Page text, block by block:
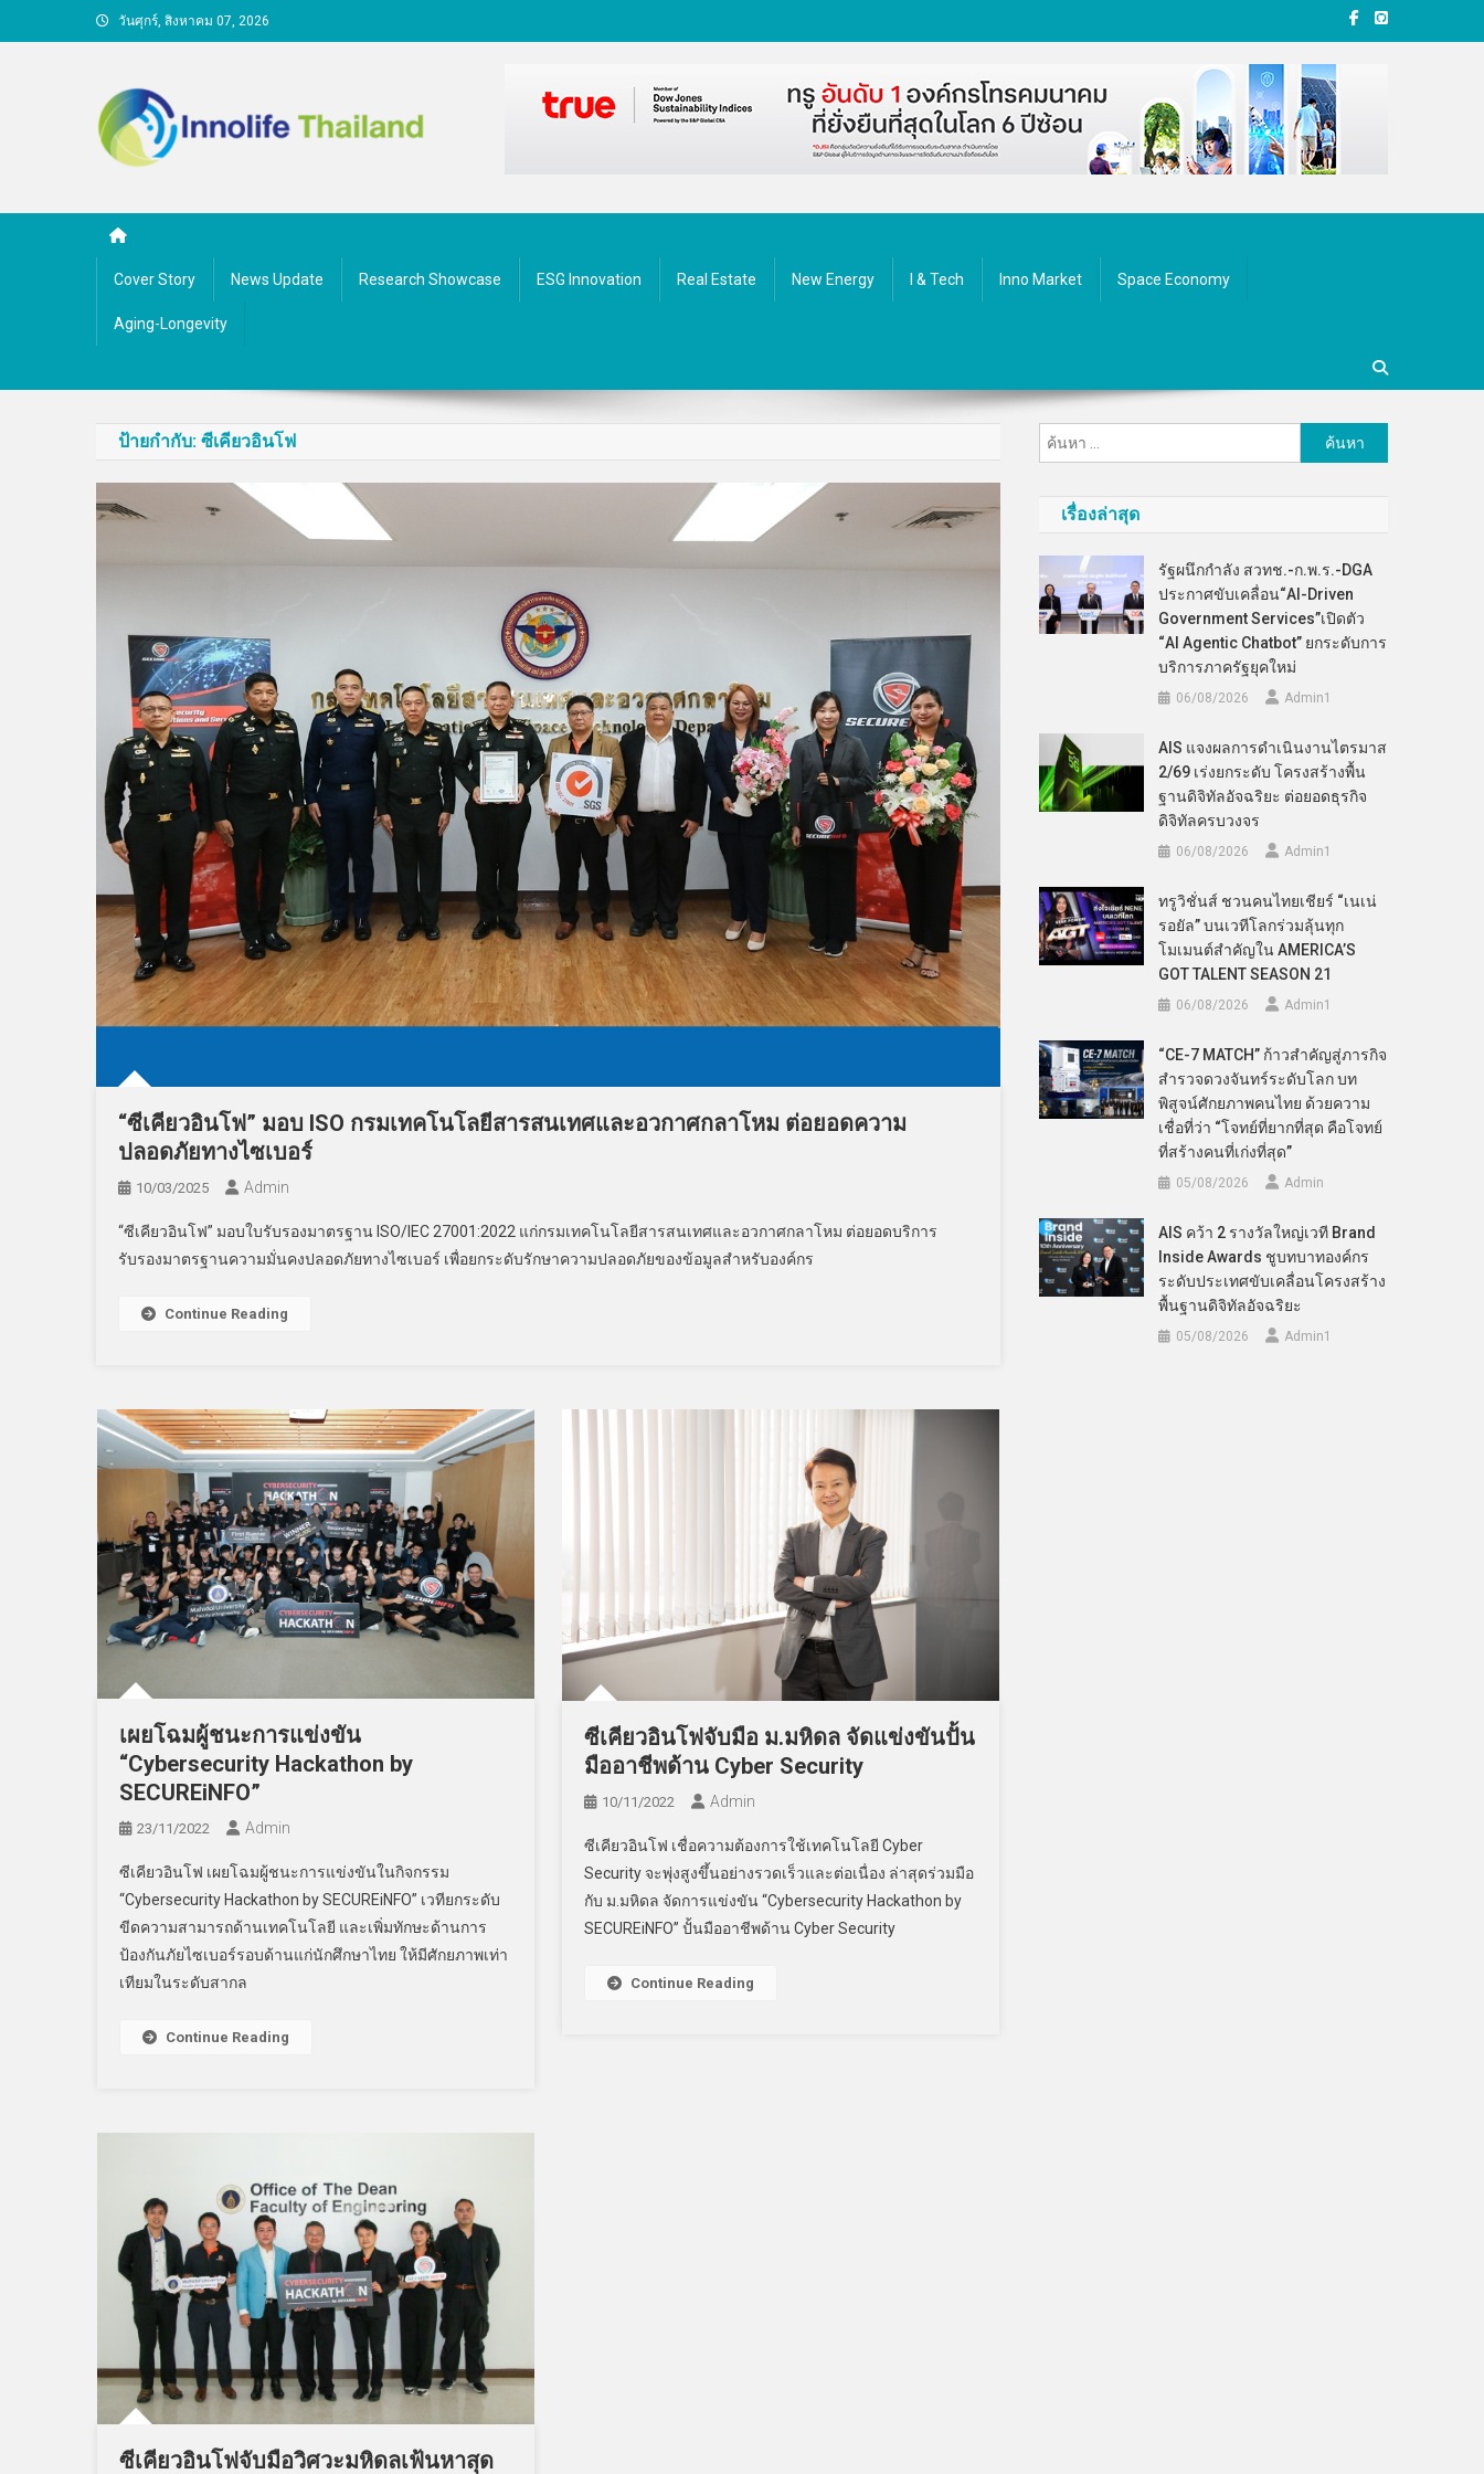
to
วันศุกร์, สิงหาคม 07, 2026
Cover Story News Update Research Showcase ESG Innovation Real Estate New Energy I & Tech Inno Market Space Economy
Aging-Longevity
ป้ายกำกับ: ซีเคียวอินโฟ
“ซีเคียวอินโฟ” มอบ ISO กรมเทคโนโลยีสารสนเทศและอวกาศกลาโหม ต่อยอดความ
ปลอดภัยทางไซเบอร์
10/03/2025 Admin
“ซีเคียวอินโฟ” มอบใบรับรองมาตรฐาน ISO/IEC 27001:2022 แก่กรมเทคโนโลยีสารสนเทศและอวกาศกลาโหม ต่อยอดบริการ
รับรองมาตรฐานความมั่นคงปลอดภัยทางไซเบอร์ เพื่อยกระดับรักษาความปลอดภัยของข้อมูลสำหรับองค์กร
Continue Reading
เผยโฉมผู้ชนะการแข่งขัน
“Cybersecurity Hackathon by
SECUREiNFO”
23/11/2022 Admin
ซีเคียวอินโฟ เผยโฉมผู้ชนะการแข่งขันในกิจกรรม
“Cybersecurity Hackathon by SECUREiNFO” เวทียกระดับ
ขีดความสามารถด้านเทคโนโลยี และเพิ่มทักษะด้านการ
ป้องกันภัยไซเบอร์รอบด้านแก่นักศึกษาไทย ให้มีศักยภาพเท่า
เทียมในระดับสากล
Continue Reading
ซีเคียวอินโฟจับมือ ม.มหิดล จัดแข่งขันปั้น
มืออาชีพด้าน Cyber Security
10/11/2022 Admin
ซีเคียวอินโฟ เชื่อความต้องการใช้เทคโนโลยี Cyber
Security จะพุ่งสูงขึ้นอย่างรวดเร็วและต่อเนื่อง ล่าสุดร่วมมือ
กับ ม.มหิดล จัดการแข่งขัน “Cybersecurity Hackathon by
SECUREiNFO” ปั้นมืออาชีพด้าน Cyber Security
Continue Reading
ซีเคียวอินโฟจับมือวิศวะมหิดลเฟ้นหาสุด
ค้นหา
สำหรับ:
เรื่องล่าสุด
รัฐผนึกกำลัง สวทช.-ก.พ.ร.-DGA
ประกาศขับเคลื่อน“AI-Driven
Government Services”เปิดตัว
“AI Agentic Chatbot” ยกระดับการ
บริการภาครัฐยุคใหม่
06/08/2026 Admin​1
AIS แจงผลการดำเนินงานไตรมาส
2/69 เร่งยกระดับ โครงสร้างพื้น
ฐานดิจิทัลอัจฉริยะ ต่อยอดธุรกิจ
ดิจิทัลครบวงจร
06/08/2026 Admin​1
ทรูวิชั่นส์ ชวนคนไทยเชียร์ “เนเน่
รอยัล” บนเวทีโลกร่วมลุ้นทุก
โมเมนต์สำคัญใน AMERICA’S
GOT TALENT SEASON 21
06/08/2026 Admin​1
“CE-7 MATCH” ก้าวสำคัญสู่ภารกิจ
สำรวจดวงจันทร์ระดับโลก บท
พิสูจน์ศักยภาพคนไทย ด้วยความ
เชื่อที่ว่า “โจทย์ที่ยากที่สุด คือโจทย์
ที่สร้างคนที่เก่งที่สุด”
05/08/2026 Admin
AIS คว้า 2 รางวัลใหญ่เวที Brand
Inside Awards ชูบทบาทองค์กร
ระดับประเทศขับเคลื่อนโครงสร้าง
พื้นฐานดิจิทัลอัจฉริยะ
05/08/2026 Admin​1